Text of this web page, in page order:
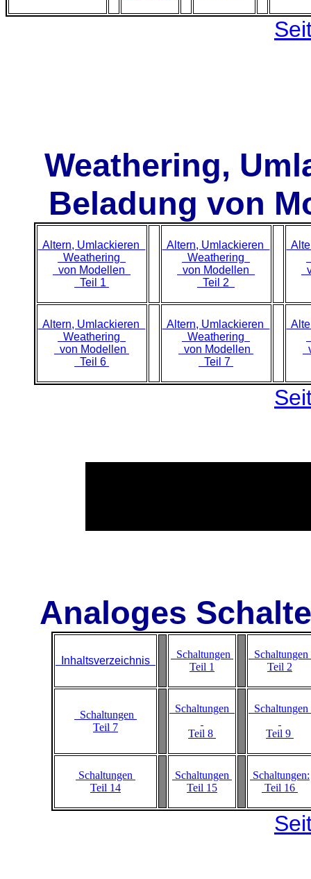
Weathering,
Beladung von
Altern, Umlackieren
Weathering
von Modellen
Teil 1
Altern, Umlackieren
Weathering
von Modellen
Teil 2
Altern, Umlackieren
Weathering
von Modellen
Teil 6
Altern, Umlackieren
Weathering
von Modellen
Teil 7
Analoges
Inhaltsverzeichnis
Schaltungen
Teil 1
Schaltungen
Teil 2
Schaltungen
Teil 7
Schaltungen
Teil 8
Schaltungen
Teil 9
Schaltungen
Teil 14
Schaltungen
Teil 15
Schaltungen:
Teil 16